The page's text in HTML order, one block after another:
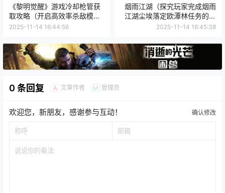
《黎明觉醒》游戏冷却枪管获
取攻略（开启高效率杀敌模
式，获得冷却枪管让你轻松收
2025-11-14 16:44:56
烟雨江湖（探究玩家完成烟雨
江湖尘埃落定欧潭林任务的等
待时间和策略）
2025-11-14 16:45:38
0 条回复 A 文章作者 M 管理员
欢迎您，新朋友，感谢参与互动！ 确认修改